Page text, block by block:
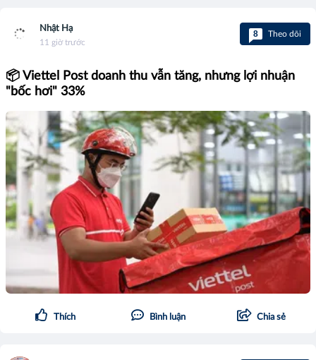
Nhật Hạ
11 giờ trước
8 Theo dõi
📦 Viettel Post doanh thu vẫn tăng, nhưng lợi nhuận
"bốc hơi" 33%
Thích Bình luận Chia sẻ